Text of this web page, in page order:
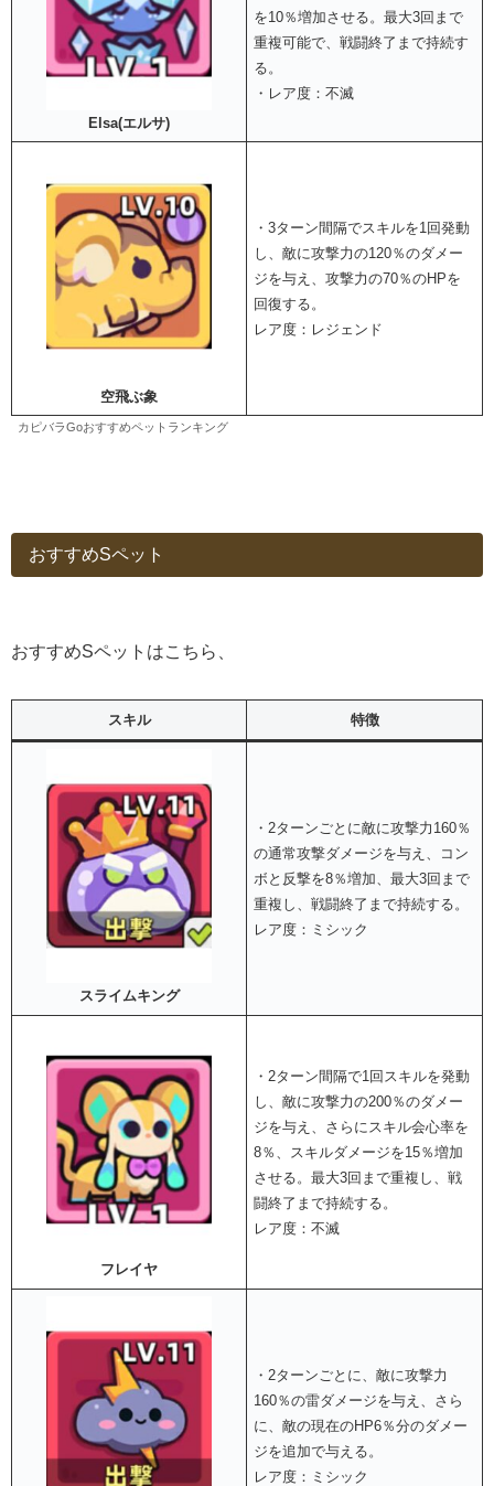
Elsa(エルサ)
を10％増加させる。最大3回まで
重複可能で、戦闘終了まで持続す
る。
・レア度：不滅
空飛ぶ象
・3ターン間隔でスキルを1回発動
し、敵に攻撃力の120％のダメー
ジを与え、攻撃力の70％のHPを
回復する。
レア度：レジェンド
カピバラGoおすすめペットランキング
おすすめSペット
おすすめSペットはこちら、
スキル 特徴
スライムキング
・2ターンごとに敵に攻撃力160％
の通常攻撃ダメージを与え、コン
ボと反撃を8％増加、最大3回まで
重複し、戦闘終了まで持続する。
レア度：ミシック
フレイヤ
・2ターン間隔で1回スキルを発動
し、敵に攻撃力の200％のダメー
ジを与え、さらにスキル会心率を
8％、スキルダメージを15％増加
させる。最大3回まで重複し、戦
闘終了まで持続する。
レア度：不滅
・2ターンごとに、敵に攻撃力
160％の雷ダメージを与え、さら
に、敵の現在のHP6％分のダメー
ジを追加で与える。
レア度：ミシック